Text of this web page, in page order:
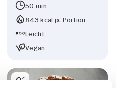
50 min
843 kcal p. Portion
Leicht
Vegan